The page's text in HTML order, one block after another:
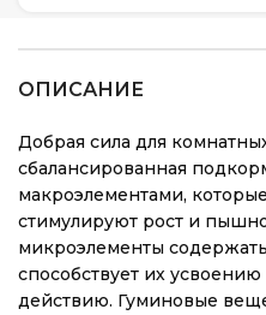
ОПИСАНИЕ
Добрая сила для
сбалансированная
макроэлементами,
стимулируют рост и
микроэлементы
способствует их
действию. Гуминовые